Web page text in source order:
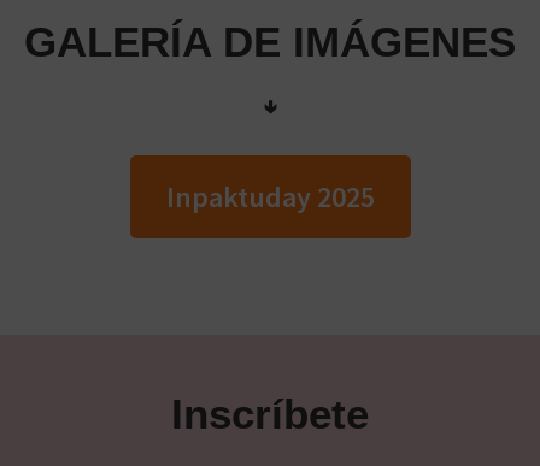
GALERÍA DE IMÁGENES
🢃
Inpaktuday 2025
Inscríbete